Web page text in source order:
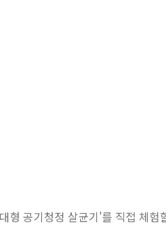
형 공기청정 살균기'를 직접 체험